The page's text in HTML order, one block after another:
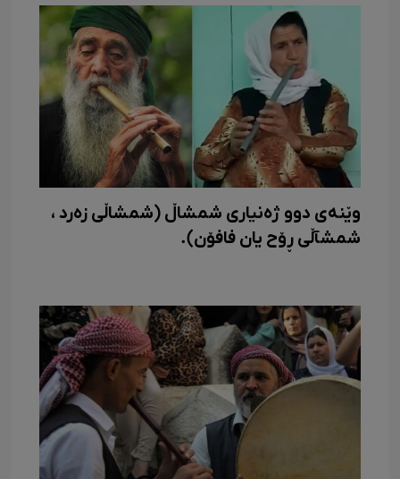
وێنەی دوو ژەنیاری شمشاڵ (شمشاڵی زەرد ،
شمشآڵی ڕۆح یان فافۆن).